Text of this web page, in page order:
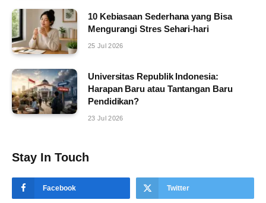
10 Kebiasaan Sederhana yang Bisa
Mengurangi Stres Sehari-hari
25 Jul 2026
Universitas Republik Indonesia:
Harapan Baru atau Tantangan Baru
Pendidikan?
23 Jul 2026
Stay In Touch
Facebook Twitter